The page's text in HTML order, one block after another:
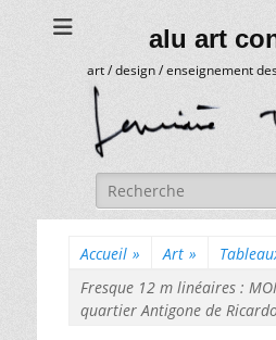
alu art
art / design / enseignement
Rechercher :
Accueil » Art »
Fresque 12 m linéaires :
quartier Antigone de